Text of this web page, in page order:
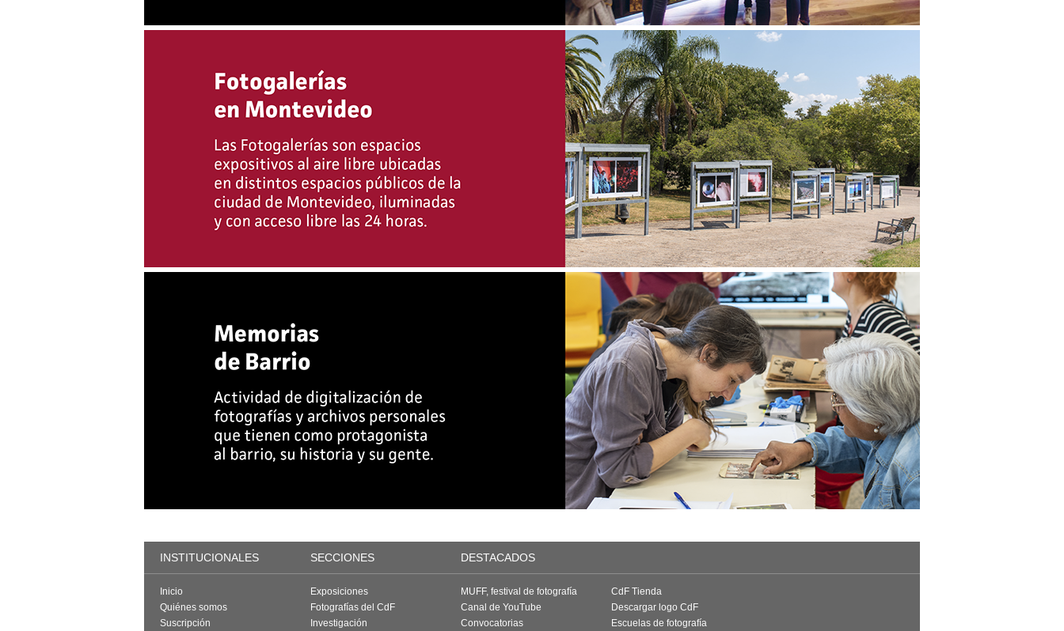
INSTITUCIONALES SECCIONES DESTACADOS
Inicio
Quiénes somos
Suscripción
Exposiciones
Fotografías del CdF
Investigación
MUFF, festival de fotografía
Canal de YouTube
Convocatorias
CdF Tienda
Descargar logo CdF
Escuelas de fotografía